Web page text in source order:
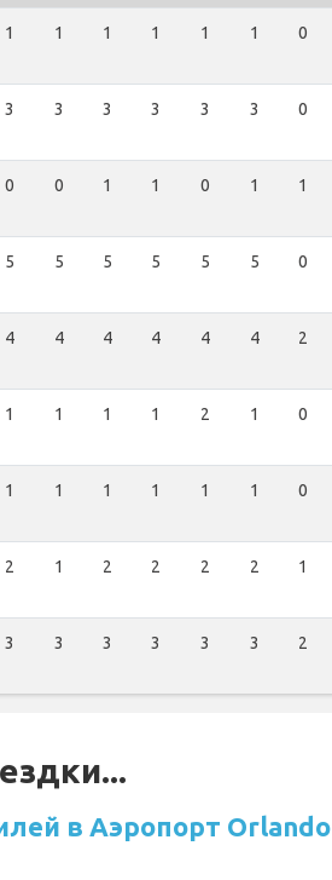
1 1 1 1 1 1 0
3 3 3 3 3 3 0
0 0 1 1 0 1 1
5 5 5 5 5 5 0
4 4 4 4 4 4 2
1 1 1 1 2 1 0
1 1 1 1 1 1 0
2 1 2 2 2 2 1
3 3 3 3 3 3 2
в Аэропорт Orlando